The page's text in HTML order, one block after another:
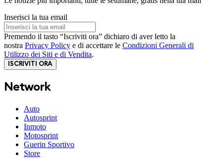
Inserisci la tua email
Premendo il tasto “Iscriviti ora” dichiaro di aver letto la
nostra Privacy Policy e di accettare le Condizioni Generali di
Utilizzo dei Siti e di Vendita.
ISCRIVITI ORA
Network
Auto
Autosprint
Inmoto
Motosprint
Guerin Sportivo
Store